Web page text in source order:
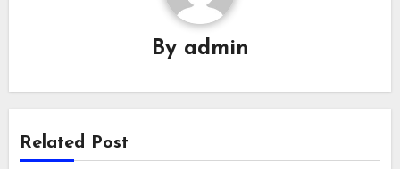
By admin
Related Post